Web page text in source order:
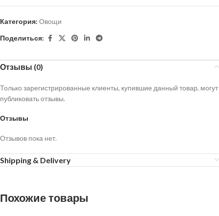
Категория: Овощи
Поделиться:
Отзывы (0)
Отзывы
Отзывов пока нет.
Только зарегистрированные клиенты, купившие данный товар, могут
публиковать отзывы.
Shipping & Delivery
Похожие товары